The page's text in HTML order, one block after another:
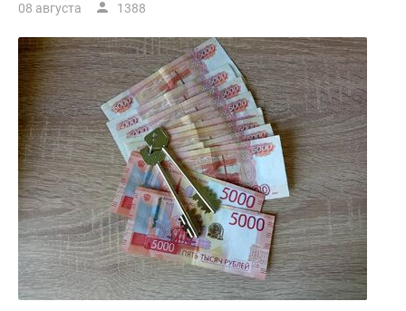
лесу
Коттеджные
поселки
водоема
Коттеджные
поселки
ипотеку
Бизнес-
центры
Коттеджи
Скидки
08 августа 1388